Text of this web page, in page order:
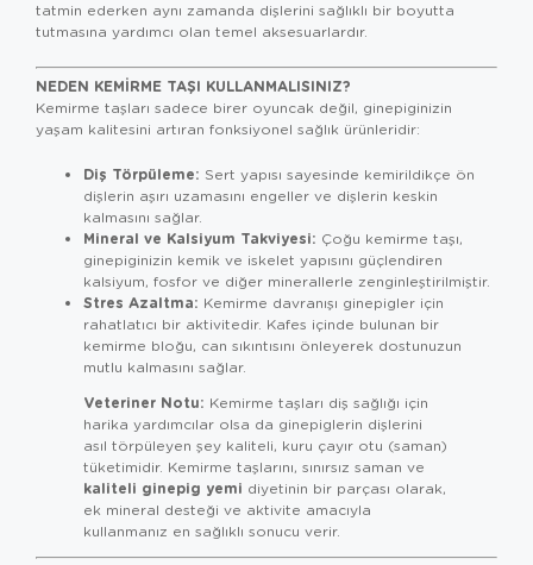
tatmin ederken aynı zamanda dişlerini sağlıklı bir boyutta
tutmasına yardımcı olan temel aksesuarlardır.
NEDEN KEMIRME TAŞI KULLANMALISINIZ?
Kemirme taşları sadece birer oyuncak değil, ginepiginizin
yaşam kalitesini artıran fonksiyonel sağlık ürünleridir:
Diş Törpüleme: Sert yapısı sayesinde kemirildikçe ön
dişlerin aşırı uzamasını engeller ve dişlerin keskin
kalmasını sağlar.
Mineral ve Kalsiyum Takviyesi: Çoğu kemirme taşı,
ginepiginizin kemik ve iskelet yapısını güçlendiren
kalsiyum, fosfor ve diğer minerallerle zenginleştirilmiştir.
Stres Azaltma: Kemirme davranışı ginepigler için
rahatlatıcı bir aktivitedir. Kafes içinde bulunan bir
kemirme bloğu, can sıkıntısını önleyerek dostunuzun
mutlu kalmasını sağlar.
Veteriner Notu: Kemirme taşları diş sağlığı için
harika yardımcılar olsa da ginepiglerin dişlerini
asıl törpüleyen şey kaliteli, kuru çayır otu (saman)
tüketimidir. Kemirme taşlarını, sınırsız saman ve
kaliteli ginepig yemi diyetinin bir parçası olarak,
ek mineral desteği ve aktivite amacıyla
kullanmanız en sağlıklı sonucu verir.